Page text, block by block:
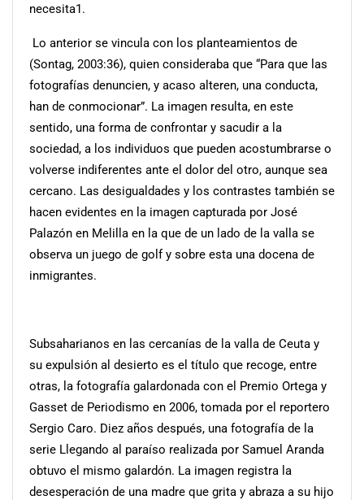
necesita1.
Lo anterior se vincula con los planteamientos de
(Sontag, 2003:36), quien consideraba que “Para que las
fotografías denuncien, y acaso alteren, una conducta,
han de conmocionar”. La imagen resulta, en este
sentido, una forma de confrontar y sacudir a la
sociedad, a los individuos que pueden acostumbrarse o
volverse indiferentes ante el dolor del otro, aunque sea
cercano. Las desigualdades y los contrastes también se
hacen evidentes en la imagen capturada por José
Palazón en Melilla en la que de un lado de la valla se
observa un juego de golf y sobre esta una docena de
inmigrantes.
Subsaharianos en las cercanías de la valla de Ceuta y
su expulsión al desierto es el título que recoge, entre
otras, la fotografía galardonada con el Premio Ortega y
Gasset de Periodismo en 2006, tomada por el reportero
Sergio Caro. Diez años después, una fotografía de la
serie Llegando al paraíso realizada por Samuel Aranda
obtuvo el mismo galardón. La imagen registra la
desesperación de una madre que grita y abraza a su hijo